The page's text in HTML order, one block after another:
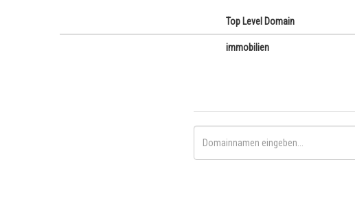
Top Level Domain
immobilien